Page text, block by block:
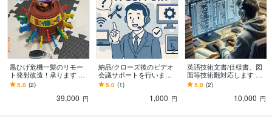
黒ひげ危機一髪のリモー
ト発射改造！承ります 元
祖黒ひげ危機一髪をリモ
コンから発射！イベント
5.0 (2)
39,000 円
納品/クローズ後のビデオ
会議サポートを行います
案件クローズ後に必要と
なったサポートを専用サ
5.0 (1)
1,000 円
英語技術文書/仕様書、図
面等技術翻対応します 試
作品を多数開発した技術
者が、技術者目線での翻
5.0 (2)
10,000 円